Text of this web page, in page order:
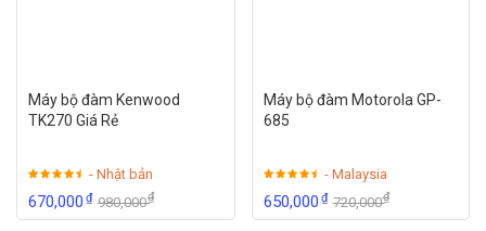
Máy bộ đàm Kenwood
TK270 Giá Rẻ
- Nhật bản
670,000₫ 980,000₫
Máy bộ đàm Motorola GP-
685
- Malaysia
650,000₫ 720,000₫